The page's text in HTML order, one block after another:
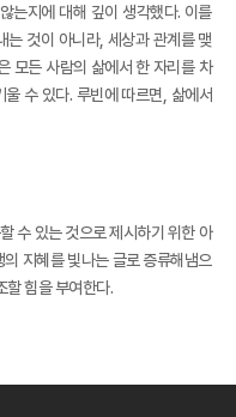
는지에 대해 깊이 생각했다. 이를
는 것이 아니라, 세상과 관계를 맺
모든 사람의 삶에서 한 자리를 차
수 있다. 루빈에 따르면, 삶에서
수 있는 것으로 제시하기 위한 아
지혜를 빛나는 글로 증류해냄으
할 힘을 부여한다.